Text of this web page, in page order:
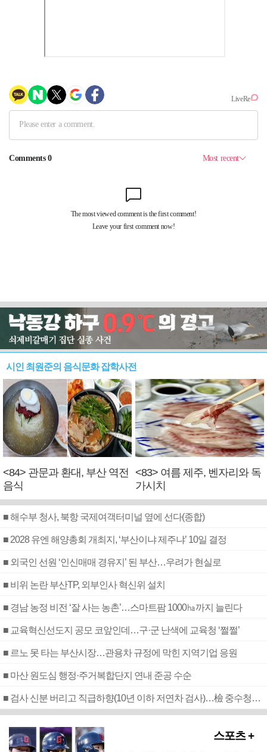
시인 최원준의 음식문화 잡학사전
<84> 관문과 환대, 부산 역전
음식
<83> 여름 제주, 벤자리와 독
가시치
■ 해수부 청사, 북항 국제여객터미널 옆에 선다(종합)
■ 2028 유엔 해양총회 개최지, ‘부산이냐 제주냐’ 10일 결정
■ 외국인 선원 ‘인신매매 경유지’ 된 부산…우려가 현실로
■ 비위 논란 부산TP, 외부인사 혁신위 설치
■ 경남 농정 비전 ‘잘 사는 농촌’…스마트팜 1000㏊까지 늘린다
■ 교육혁신선도지 공모 코앞인데…구·군 난색에 교육청 ‘쩔쩔’
■ 르노 못 타는 부산시장…관용차 규정에 막힌 지역기업 응원
■ 마산 원도심 행정·주거복합단지 연내 준공 수순
■ 검사 신분 버리고 직급하향(10년 이하 저연차 검사)…檢 중수청행 기피
스포츠 +